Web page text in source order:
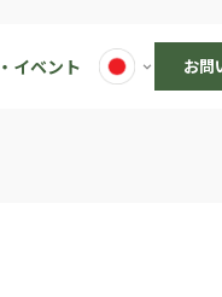
イベント お問